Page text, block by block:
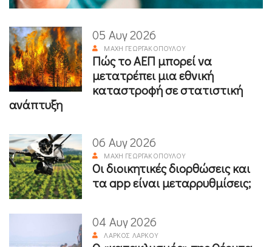
05 Αυγ 2026
ΜΆΧΗ ΓΕΩΡΓΑΚΟΠΟΎΛΟΥ
Πώς το ΑΕΠ μπορεί να
μετατρέπει μια εθνική
καταστροφή σε στατιστική
ανάπτυξη
06 Αυγ 2026
ΜΆΧΗ ΓΕΩΡΓΑΚΟΠΟΎΛΟΥ
Οι διοικητικές διορθώσεις και
τα app είναι μεταρρυθμίσεις;
04 Αυγ 2026
ΛΆΡΚΟΣ ΛΆΡΚΟΥ